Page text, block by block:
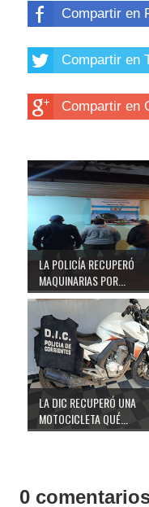
Compartir en
Compartir en
Compartir en
LA POLICÍA RECUPERÓ
MAQUINARIAS POR...
LA DIC RECUPERÓ UNA
MOTOCICLETA QUÉ...
0